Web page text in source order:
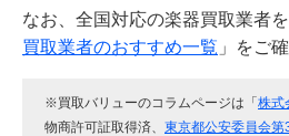
なお、全国対応の楽器買取業者
買取業者のおすすめ一覧 」をご
※買取バリューのコラムページは「 株式
物商許可証取得済、 東京都公安委員会